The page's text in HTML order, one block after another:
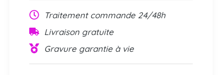
Traitement commande 24/48h
Livraison gratuite
Gravure garantie à vie